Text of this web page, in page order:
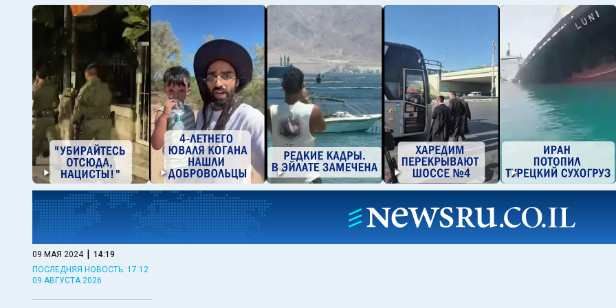
09 МАЯ 2024 | 14:19
ПОСЛЕДНЯЯ НОВОСТЬ: 17:12
09 АВГУСТА 2026